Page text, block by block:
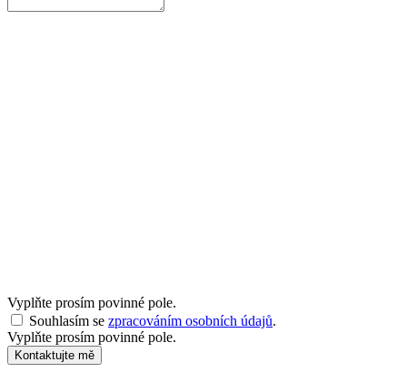
Vyplňte prosím povinné pole.
Souhlasím se zpracováním osobních údajů.
Vyplňte prosím povinné pole.
Kontaktujte mě